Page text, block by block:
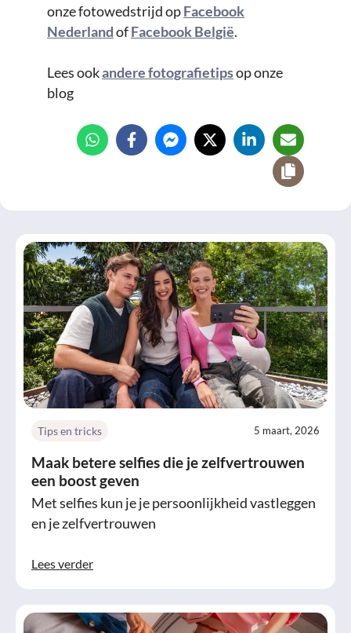
onze fotowedstrijd opFacebook
NederlandofFacebook België.
Lees ookandere fotografietipsop onze
blog
Tips en tricks 5 maart, 2026
Maak betere selfies die je zelfvertrouwen
een boost geven
Met selfies kun je je persoonlijkheid vastleggen
en je zelfvertrouwen
Lees verder